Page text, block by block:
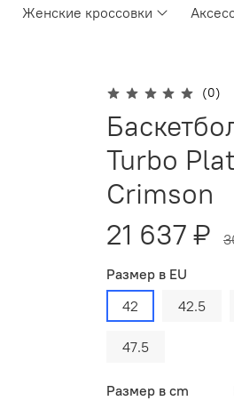
Женские кроссовки
(0)
Turbo
Crimson
21 637 ₽
Размер в EU
42
42.5
47.5
Размер в cm